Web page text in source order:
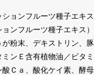
ションフルーツ種子エキ
ョンフルーツ種子エキス
が粉末、デキストリン、
ミンＥ含有植物油／ビタ
酸Ｃａ、酸化ケイ素、酵